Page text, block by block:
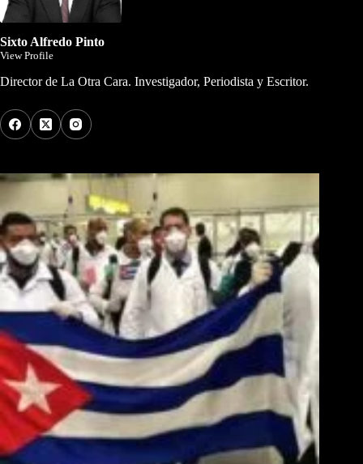
Sixto Alfredo Pinto
View Profile
Director de La Otra Cara. Investigador, Periodista y Escritor.